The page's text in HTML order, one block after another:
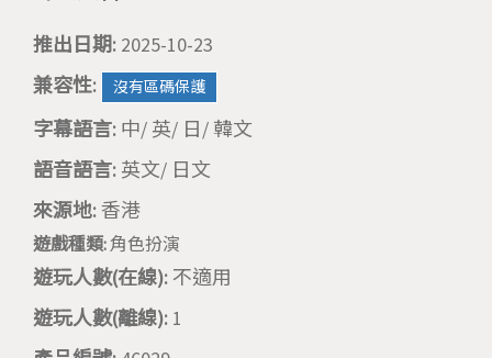
推出日期: 2025-10-23
兼容性:
沒有區碼保護
字幕語言: 中/ 英/ 日/ 韓文
語音語言: 英文/ 日文
來源地:香港
遊戲種類:角色扮演
遊玩人數(在線): 不適用
遊玩人數(離線): 1